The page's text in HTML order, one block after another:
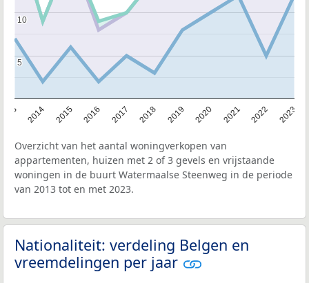
2014 2015 2016 2017 2018 2019 2020 2021 2022 2023
5
5
10
10
Overzicht van het aantal woningverkopen van
appartementen, huizen met 2 of 3 gevels en vrijstaande
woningen in de buurt Watermaalse Steenweg in de periode
van 2013 tot en met 2023.
Nationaliteit: verdeling Belgen en
vreemdelingen per jaar